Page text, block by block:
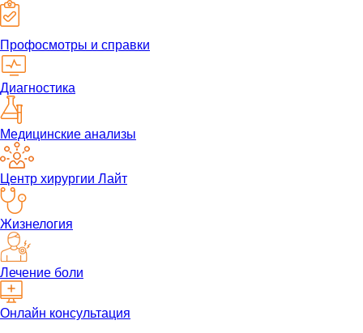
Профосмотры и справки
Диагностика
Медицинские анализы
Центр хирургии Лайт
Жизнелогия
Лечение боли
Онлайн консультация